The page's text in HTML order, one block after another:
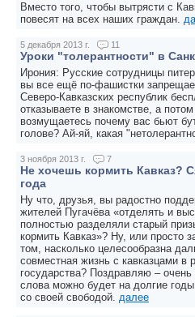
Вместо того, чтобы вытрясти с
повесят на всех наших граждан.
5 декабря 2013 г. 11
Уроки "толерантности" в
Ирония: Русские сотрудницы
вы все ещё по-фашистки
Северо-Кавказских республик
отказываете в знакомстве, а
возмущаетесь почему вас бьют
голове? Ай-яй, какая
3 ноября 2013 г. 7
Не хочешь кормить Кавказ?
года
Ну что, друзья, вы радостно
жителей Пугачёва «отделять и
полностью разделяли старый
кормить Кавказ»? Ну, или просто
том, насколько целесообразна
совместная жизнь с кавказцами в
государства? Поздравляю – очень
слова можно будет на долгие
со своей свободой. далее